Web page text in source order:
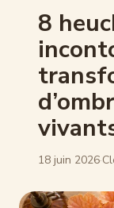
Bricolage
Jardinage
Maison & Déco
8
18 juin 2026·